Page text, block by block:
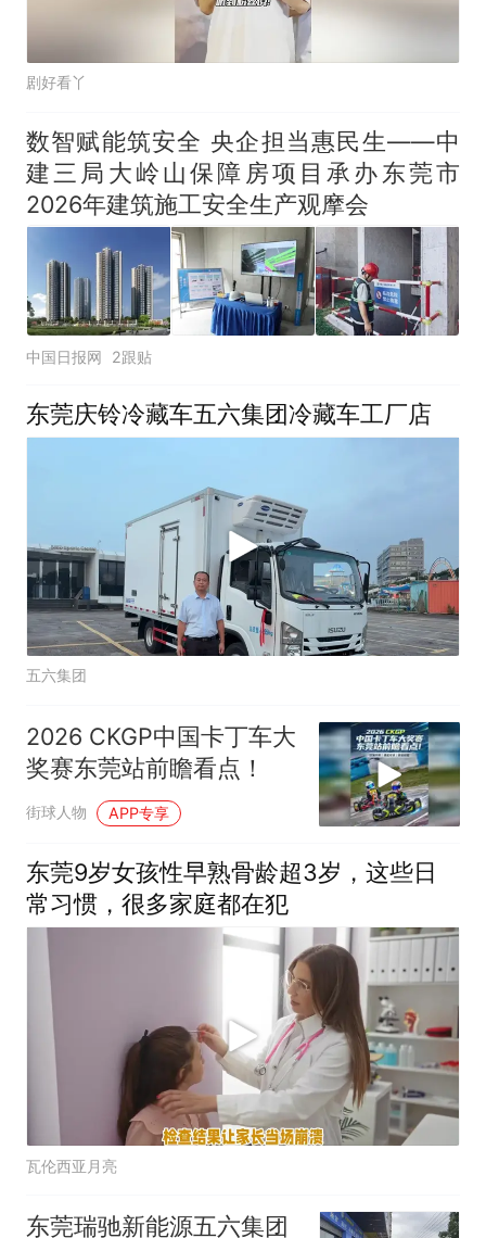
剧好看丫
数智赋能筑安全 央企担当惠民生——中
建三局大岭山保障房项目承办东莞市
2026年建筑施工安全生产观摩会
中国日报网 2跟贴
东莞庆铃冷藏车五六集团冷藏车工厂店
五六集团
2026 CKGP中国卡丁车大
奖赛东莞站前瞻看点！
街球人物 APP专享
东莞9岁女孩性早熟骨龄超3岁，这些日
常习惯，很多家庭都在犯
瓦伦西亚月亮
东莞瑞驰新能源五六集团